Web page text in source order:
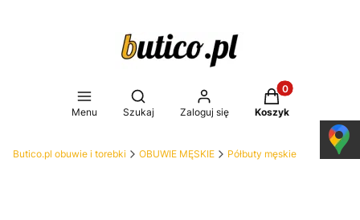
Menu
Otwórz wyszukiwarkę
Szukaj Zaloguj się
Produkty w
Koszyk
Butico.pl obuwie i torebki OBUWIE MĘSKIE Półbuty męskie